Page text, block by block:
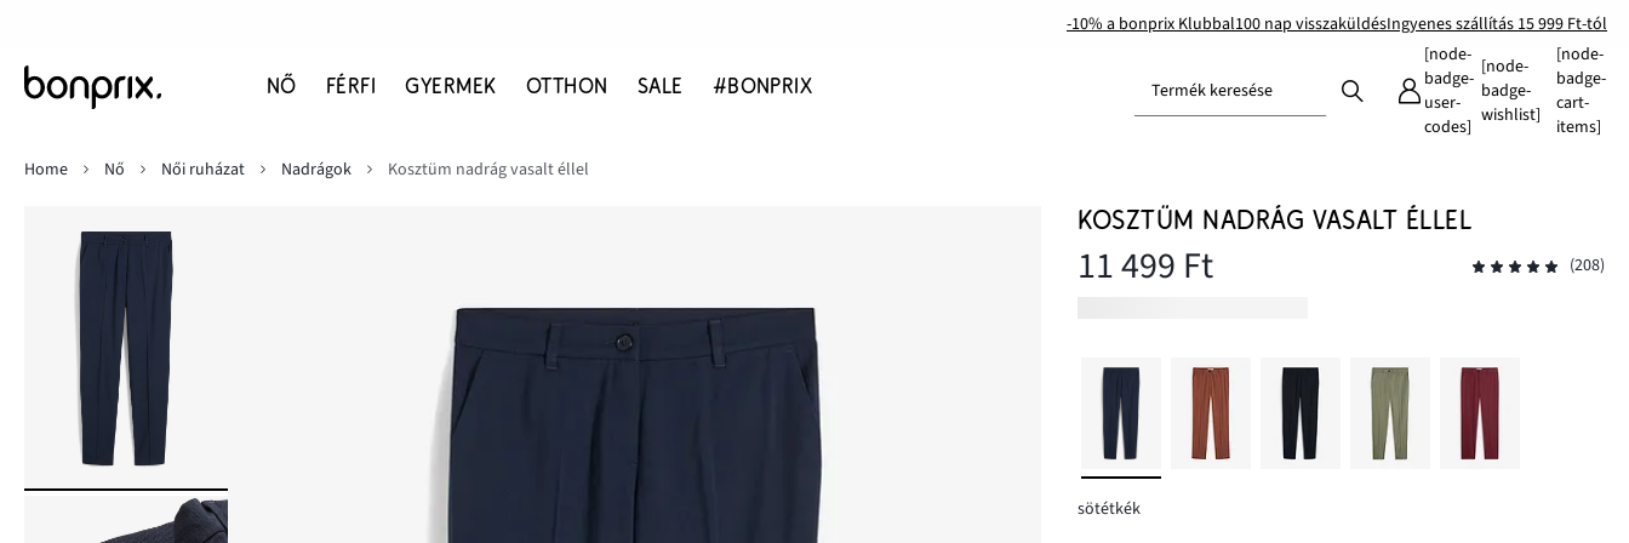
-10% a bonprix Klubbal100 nap visszaküldésIngyenes szállítás 15 999 Ft-tól
NŐ FÉRFI GYERMEK OTTHON SALE #BONPRIX Termék keresése
[node-
badge-
user-
codes]
[node-
badge-
wishlist]
[node-
badge-
cart-
items]
Home
Nő Női ruházat Nadrágok Kosztüm nadrág vasalt éllel
KOSZTÜM NADRÁG VASALT ÉLLEL
11 499 Ft (208)
sötétkék